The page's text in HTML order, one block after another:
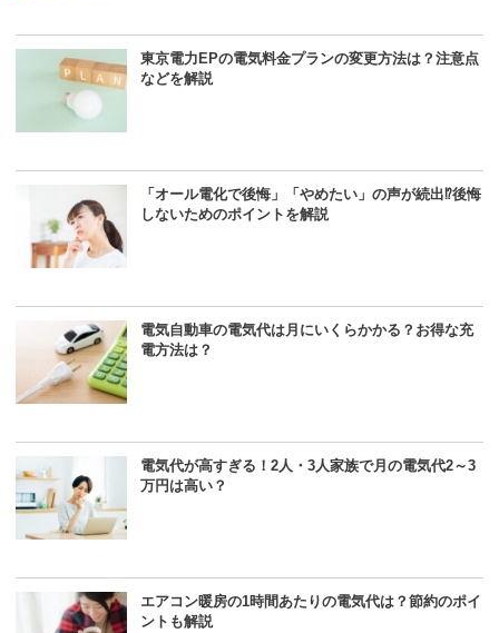
東京電力EPの電気料金プランの変更方法は？注意点
などを解説
「オール電化で後悔」「やめたい」の声が続出⁉後悔
しないためのポイントを解説
電気自動車の電気代は月にいくらかかる？お得な充
電方法は？
電気代が高すぎる！2人・3人家族で月の電気代2～3
万円は高い？
エアコン暖房の1時間あたりの電気代は？節約のポイ
ントも解説